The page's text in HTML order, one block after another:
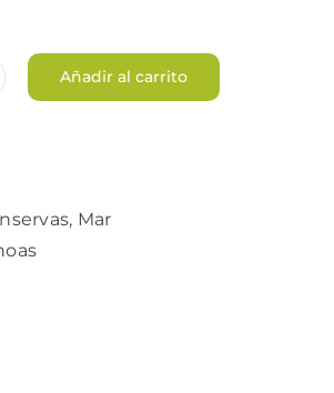
Añadir al carrito
, Mar